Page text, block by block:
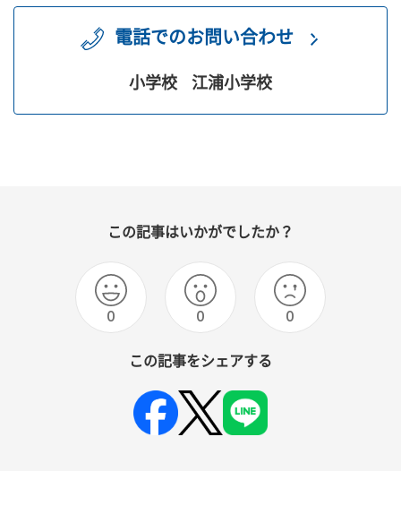
電話でのお問い合わせ
小学校 江浦小学校
この記事はいかがでしたか？
0 0 0
この記事をシェアする